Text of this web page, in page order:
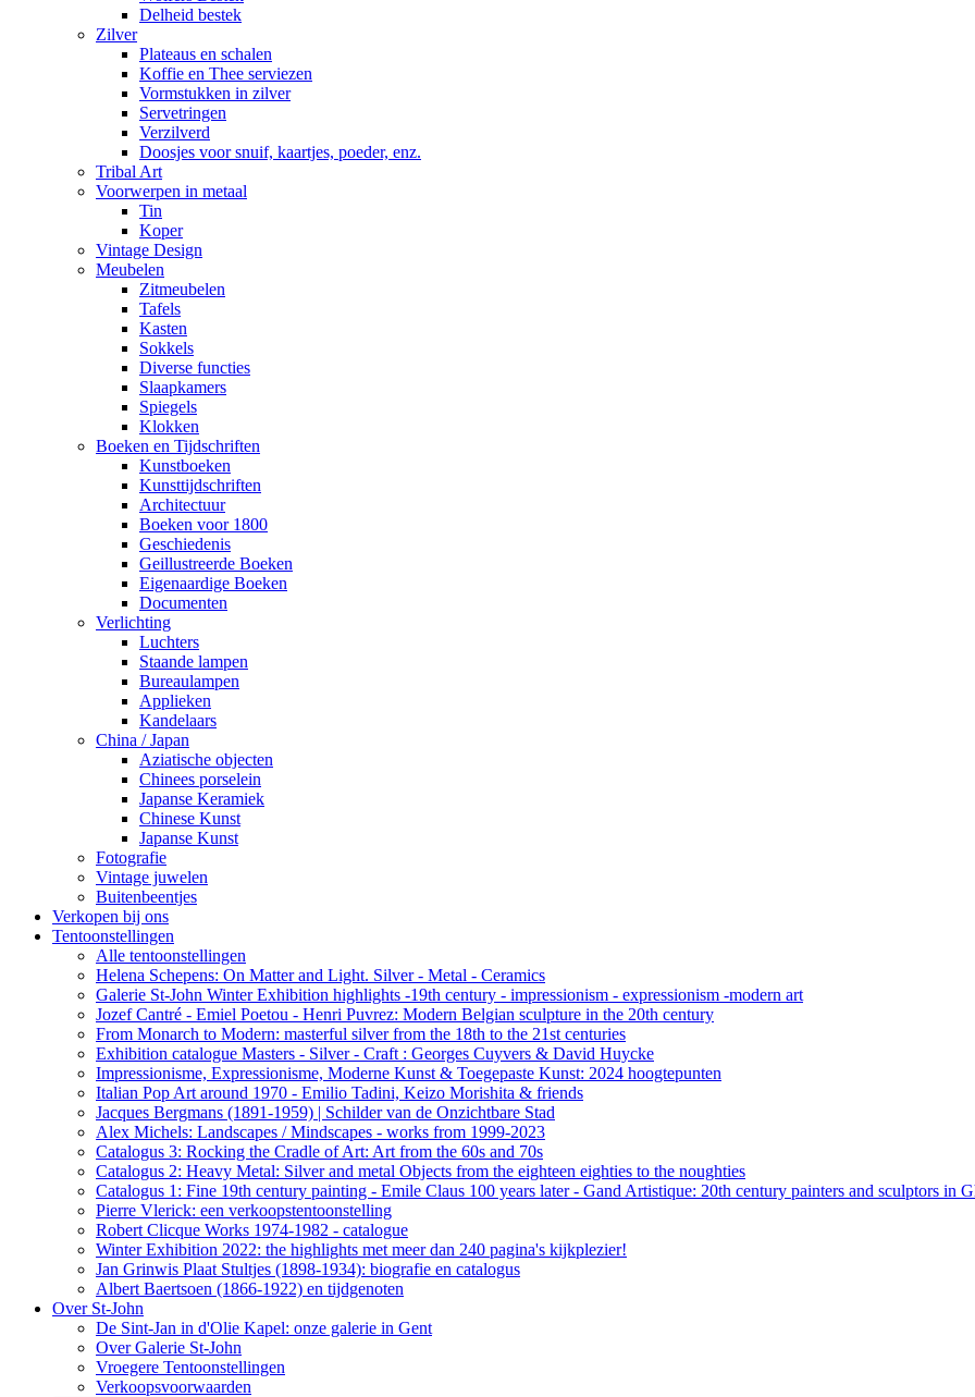
Delheid bestek
Zilver
Plateaus en schalen
Koffie en Thee serviezen
Vormstukken in zilver
Servetringen
Verzilverd
Doosjes voor snuif, kaartjes, poeder, enz.
Tribal Art
Voorwerpen in metaal
Tin
Koper
Vintage Design
Meubelen
Zitmeubelen
Tafels
Kasten
Sokkels
Diverse functies
Slaapkamers
Spiegels
Klokken
Boeken en Tijdschriften
Kunstboeken
Kunsttijdschriften
Architectuur
Boeken voor 1800
Geschiedenis
Geillustreerde Boeken
Eigenaardige Boeken
Documenten
Verlichting
Luchters
Staande lampen
Bureaulampen
Applieken
Kandelaars
China / Japan
Aziatische objecten
Chinees porselein
Japanse Keramiek
Chinese Kunst
Japanse Kunst
Fotografie
Vintage juwelen
Buitenbeentjes
Verkopen bij ons
Tentoonstellingen
Alle tentoonstellingen
Helena Schepens: On Matter and Light. Silver - Metal - Ceramics
Galerie St-John Winter Exhibition highlights -19th century - impressionism - expressionism -modern art
Jozef Cantré - Emiel Poetou - Henri Puvrez: Modern Belgian sculpture in the 20th century
From Monarch to Modern: masterful silver from the 18th to the 21st centuries
Exhibition catalogue Masters - Silver - Craft : Georges Cuyvers & David Huycke
Impressionisme, Expressionisme, Moderne Kunst & Toegepaste Kunst: 2024 hoogtepunten
Italian Pop Art around 1970 - Emilio Tadini, Keizo Morishita & friends
Jacques Bergmans (1891-1959) | Schilder van de Onzichtbare Stad
Alex Michels: Landscapes / Mindscapes - works from 1999-2023
Catalogus 3: Rocking the Cradle of Art: Art from the 60s and 70s
Catalogus 2: Heavy Metal: Silver and metal Objects from the eighteen eighties to the noughties
Catalogus 1: Fine 19th century painting - Emile Claus 100 years later - Gand Artistique: 20th century painters and sculptors in
Pierre Vlerick: een verkoopstentoonstelling
Robert Clicque Works 1974-1982 - catalogue
Winter Exhibition 2022: the highlights met meer dan 240 pagina's kijkplezier!
Jan Grinwis Plaat Stultjes (1898-1934): biografie en catalogus
Albert Baertsoen (1866-1922) en tijdgenoten
Over St-John
De Sint-Jan in d'Olie Kapel: onze galerie in Gent
Over Galerie St-John
Vroegere Tentoonstellingen
Verkoopsvoorwaarden